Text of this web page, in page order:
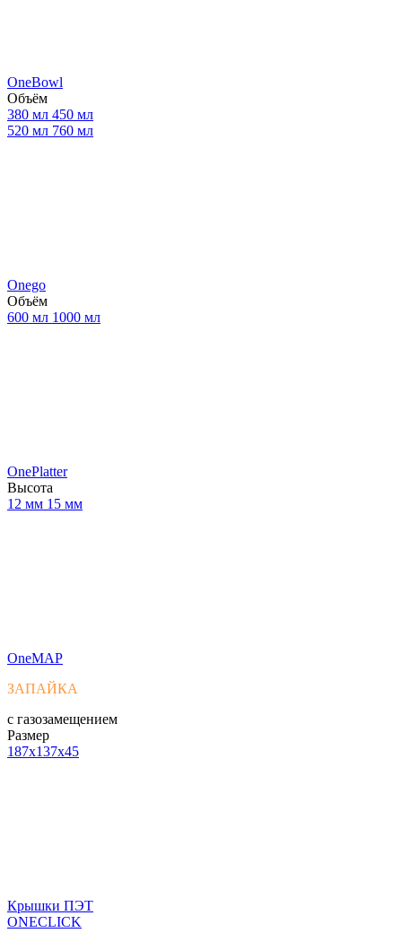
OneBowl
Объём
380 мл 450 мл
520 мл 760 мл
Onego
Объём
600 мл 1000 мл
OnePlatter
Высота
12 мм 15 мм
OneMAP
ЗАПАЙКА
с газозамещением
Размер
187x137x45
Крышки ПЭТ
ONECLICK